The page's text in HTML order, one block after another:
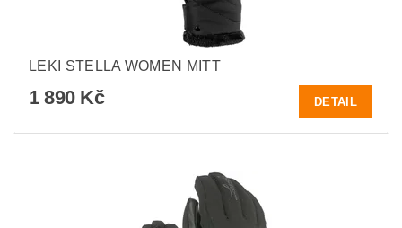
LEKI STELLA WOMEN MITT
1 890 Kč DETAIL